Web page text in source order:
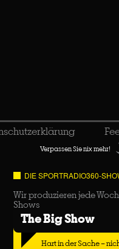
Verpassen Sie nix mehr!
DIE SPORTRADIO360-
Wir produzieren jede
Shows
The Big Show
Hart in der Sache –